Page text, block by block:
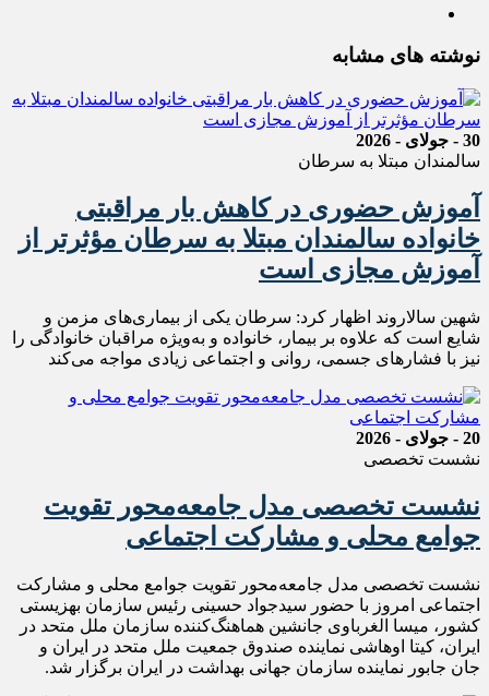
نوشته های مشابه
30 - جولای - 2026
سالمندان مبتلا به سرطان
آموزش حضوری در کاهش بار مراقبتی
خانواده سالمندان مبتلا به سرطان مؤثرتر از
آموزش مجازی است
شهین سالاروند اظهار کرد: سرطان یکی از بیماری‌های مزمن و
شایع است که علاوه بر بیمار، خانواده و به‌ویژه مراقبان خانوادگی را
نیز با فشارهای جسمی، روانی و اجتماعی زیادی مواجه می‌کند
20 - جولای - 2026
نشست تخصصی
نشست تخصصی مدل جامعه‌محور تقویت
جوامع محلی و مشارکت اجتماعی
نشست تخصصی مدل جامعه‌محور تقویت جوامع محلی و مشارکت
اجتماعی امروز با حضور سیدجواد حسینی رئیس سازمان بهزیستی
کشور، میسا الغرباوی جانشین هماهنگ‌کننده سازمان ملل متحد در
ایران، کیتا اوهاشی نماینده صندوق جمعیت ملل متحد در ایران و
جان جابور نماینده سازمان جهانی بهداشت در ایران برگزار شد.